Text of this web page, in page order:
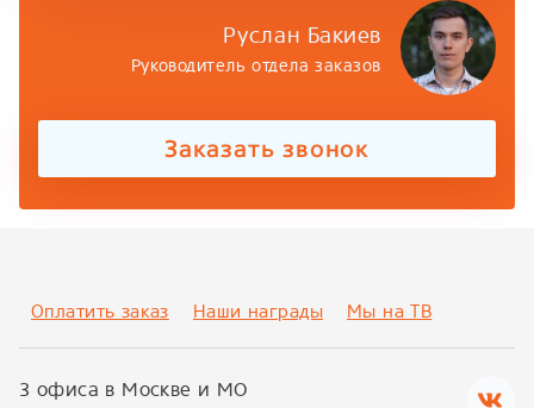
Руслан Бакиев
Руководитель отдела заказов
Заказать звонок
Оплатить заказ Наши награды Мы на ТВ
3 офиса в Москве и МО